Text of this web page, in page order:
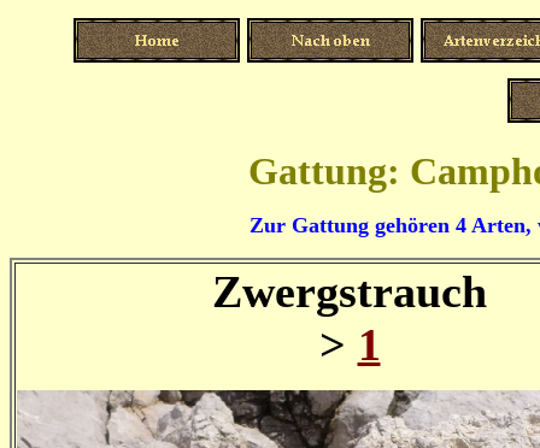
Gattung:
Zur Gattung gehören 4 Arten,
Zwergstrauch
> 1